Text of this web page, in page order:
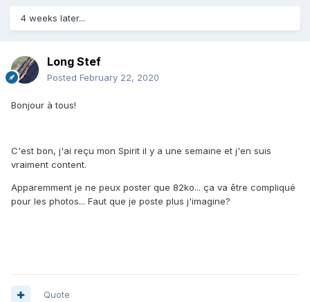
4 weeks later...
Long Stef
Posted February 22, 2020
Bonjour à tous!
C'est bon, j'ai reçu mon Spirit il y a une semaine et j'en suis
vraiment content.
Apparemment je ne peux poster que 82ko... ça va être compliqué
pour les photos... Faut que je poste plus j'imagine?
Quote